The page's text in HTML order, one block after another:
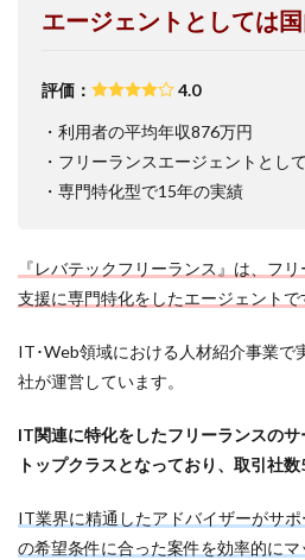
エージェントとしては国
評価： 4.0
・利用者の平均年収876万円
・フリーランスエージェントとし
・専門特化型で15年の実績
『レバテックフリーランス』は、フ
支援に専門特化をしたエージェントで
IT･Web領域における人材紹介事業で
社が運営しています。
IT関連に特化をしたフリーランスの
トップクラスとなっており、取引社数
IT業界に精通したアドバイザーがサ
の希望条件に合った案件を効率的にマ